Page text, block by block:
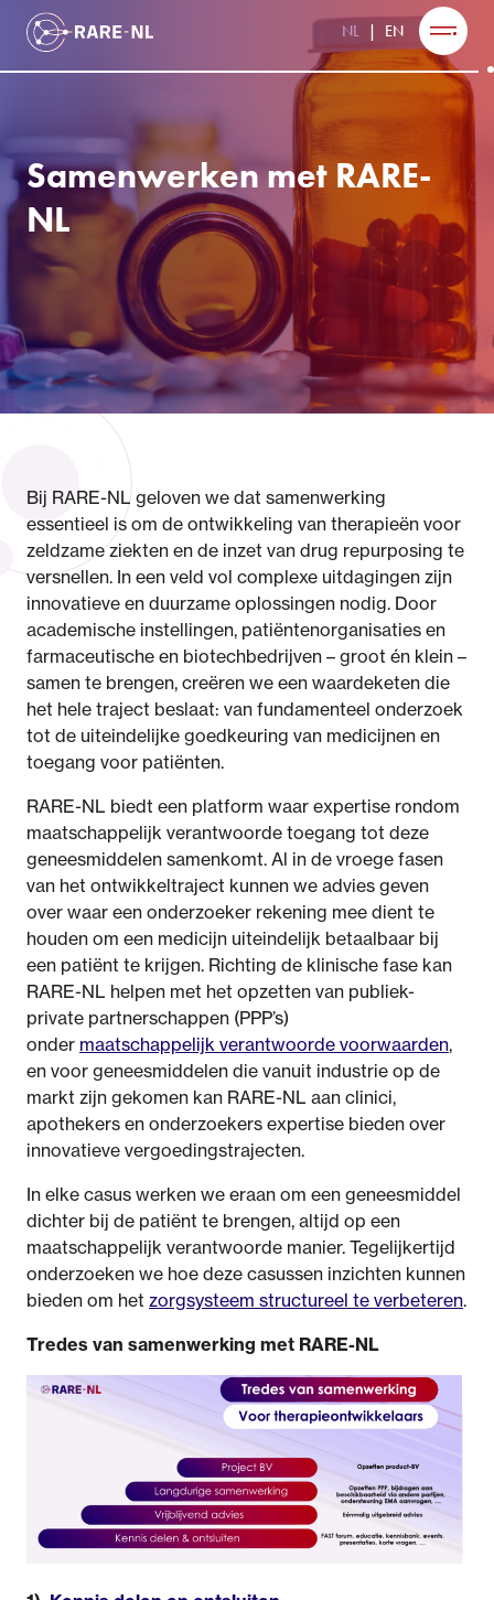
NL EN
Samenwerken met RARE-
NL
Bij RARE-NL geloven we dat samenwerking
essentieel is om de ontwikkeling van therapieën voor
zeldzame ziekten en de inzet van drug repurposing te
versnellen. In een veld vol complexe uitdagingen zijn
innovatieve en duurzame oplossingen nodig. Door
academische instellingen, patiëntenorganisaties en
farmaceutische en biotechbedrijven – groot én klein –
samen te brengen, creëren we een waardeketen die
het hele traject beslaat: van fundamenteel onderzoek
tot de uiteindelijke goedkeuring van medicijnen en
toegang voor patiënten.
RARE-NL biedt een platform waar expertise rondom
maatschappelijk verantwoorde toegang tot deze
geneesmiddelen samenkomt. Al in de vroege fasen
van het ontwikkeltraject kunnen we advies geven
over waar een onderzoeker rekening mee dient te
houden om een medicijn uiteindelijk betaalbaar bij
een patiënt te krijgen. Richting de klinische fase kan
RARE-NL helpen met het opzetten van publiek-
private partnerschappen (PPP’s)
onder maatschappelijk verantwoorde voorwaarden,
en voor geneesmiddelen die vanuit industrie op de
markt zijn gekomen kan RARE-NL aan clinici,
apothekers en onderzoekers expertise bieden over
innovatieve vergoedingstrajecten.
In elke casus werken we eraan om een geneesmiddel
dichter bij de patiënt te brengen, altijd op een
maatschappelijk verantwoorde manier. Tegelijkertijd
onderzoeken we hoe deze casussen inzichten kunnen
bieden om het zorgsysteem structureel te verbeteren.
Tredes van samenwerking met RARE-NL